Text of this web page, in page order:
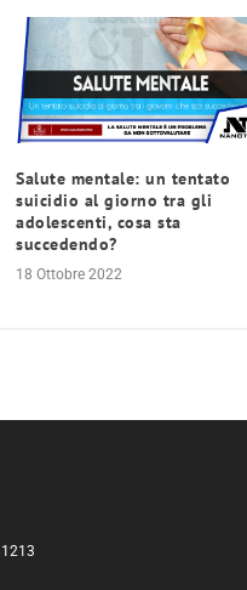
Salute mentale: un tentato
suicidio al giorno tra gli
adolescenti, cosa sta
succedendo?
18 Ottobre 2022